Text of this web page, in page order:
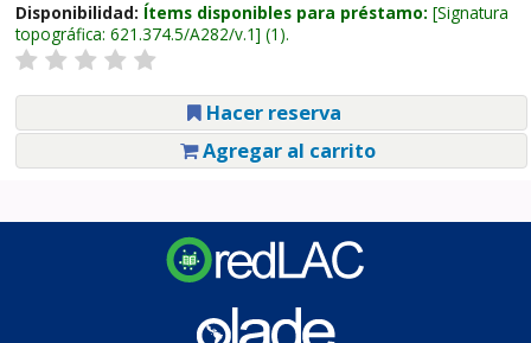
Disponibilidad: Ítems disponibles para préstamo: Signatura
topográfica: 621.374.5/A282/v.1 (1).
Hacer reserva
Agregar al carrito